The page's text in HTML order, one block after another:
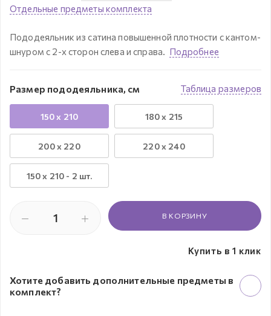
Отдельные предметы комплекта
Пододеяльник из сатина повышенной плотности с кантом-
шнуром с 2-х сторон слева и справа. Подробнее
Таблица размеров
Размер пододеяльника, см
150 x 210 180 x 215
200 x 220 220 x 240
150 х 210 - 2 шт.
В КОРЗИНУ
Купить в 1 клик
Хотите добавить дополнительные предметы в
комплект?